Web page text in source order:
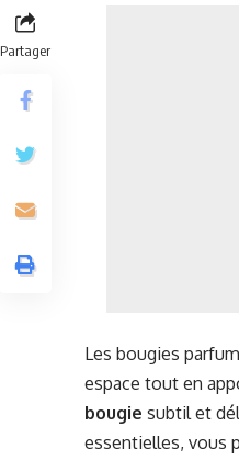
Partager
Les bougies
espace tout en
bougie subtil et
essentielles, vous